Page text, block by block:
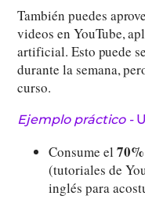
También puedes
videos en YouTube,
artificial. Esto puede
durante la semana,
curso.
Ejemplo práctico -
Consume el 70%
(tutoriales de
inglés para